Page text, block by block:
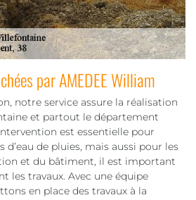
par AMEDEE William
notre service assure la réalisation
et partout le département
est essentielle pour
d’eau de pluies, mais aussi pour les
et du bâtiment, il est important
les travaux. Avec une équipe
en place des travaux à la